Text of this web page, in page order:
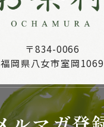
〒834-0066
福岡県八女市室岡1069